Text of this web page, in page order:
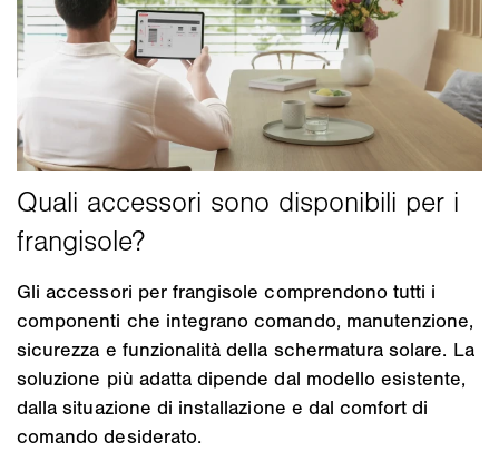
Gli accessori per frangisole comprendono tutti i
componenti che integrano comando, manutenzione,
sicurezza e funzionalità della schermatura solare. La
soluzione più adatta dipende dal modello esistente,
dalla situazione di installazione e dal comfort di
comando desiderato.